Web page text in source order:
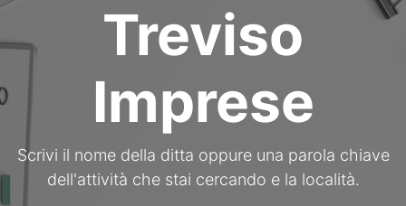
Treviso
Imprese
Scrivi il nome della ditta oppure una parola chiave
dell'attività che stai cercando e la località.